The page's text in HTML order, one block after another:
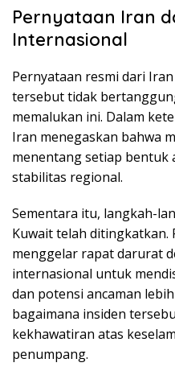
Pernyataan Iran
Internasional
Pernyataan resmi dari
tersebut tidak
memalukan ini. Dalam
Iran menegaskan bahwa
menentang setiap bentuk
stabilitas regional.
Sementara itu, langkah-
Kuwait telah ditingkatkan.
menggelar rapat darurat
internasional untuk
dan potensi ancaman
bagaimana insiden
kekhawatiran atas
penumpang.